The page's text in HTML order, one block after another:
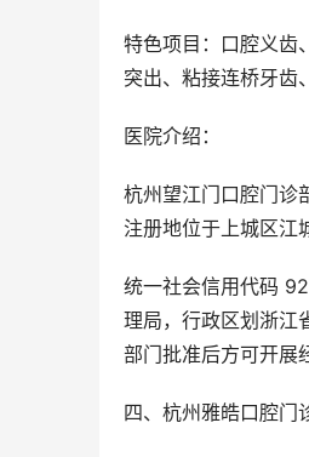
特色项目：口腔义齿
突出、粘接连桥牙齿
医院介绍：
杭州望江门口腔门诊
注册地位于上城区江
统一社会信用代码
理局，行政区划浙江
部门批准后方可开展
四、杭州雅皓口腔门